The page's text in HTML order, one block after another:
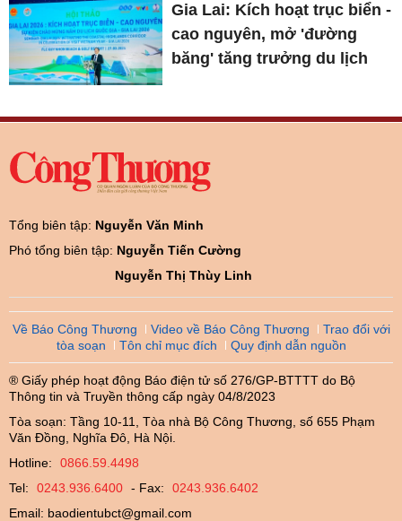
Gia Lai: Kích hoạt trục biển -
cao nguyên, mở 'đường
băng' tăng trưởng du lịch
Tổng biên tập: Nguyễn Văn Minh
Phó tổng biên tập: Nguyễn Tiến Cường
Nguyễn Thị Thùy Linh
Về Báo Công Thương Video về Báo Công Thương
Trao đổi với
tòa soạn
Tôn chỉ mục đích Quy định dẫn nguồn
® Giấy phép hoạt động Báo điện tử số 276/GP-BTTTT do Bộ
Thông tin và Truyền thông cấp ngày 04/8/2023
Tòa soạn: Tầng 10-11, Tòa nhà Bộ Công Thương, số 655 Phạm
Văn Đồng, Nghĩa Đô, Hà Nội.
Hotline:
0866.59.4498
Tel:
0243.936.6400 - Fax:
0243.936.6402
Email: baodientubct@gmail.com